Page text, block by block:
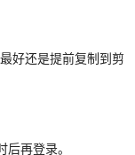
好还是提前复制到剪
再登录。